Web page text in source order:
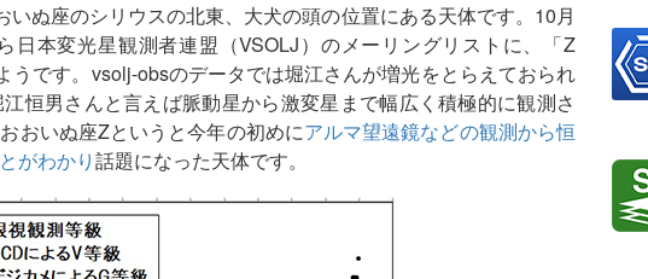
ぬ座のシリウスの北東、大犬の頭の位置にある天体です。10月
日本変光星観測者連盟（VSOLJ）のメーリングリストに、「Z
うです。vsolj-obsのデータでは堀江さんが増光をとらえておられ
恒男さんと言えば脈動星から激変星まで幅広く積極的に観測さ
おいぬ座Zというと今年の初めにアルマ望遠鏡などの観測から恒
がわかり話題になった天体です。